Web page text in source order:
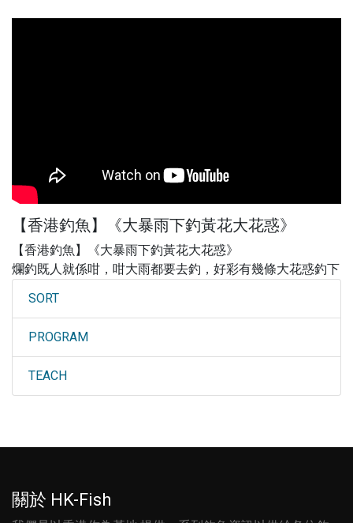
【香港釣魚】《大暴雨下釣黃花大花惑》
【香港釣魚】《大暴雨下釣黃花大花惑》
爛釣既人就係咁，咁大雨都要去釣，好彩有幾條大花惑釣下
SORT
PROGRAM
TEACH
關於 HK-Fish